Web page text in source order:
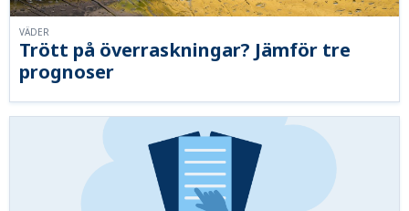
Trött på överraskningar? Jämför tre
prognoser
VÄDER